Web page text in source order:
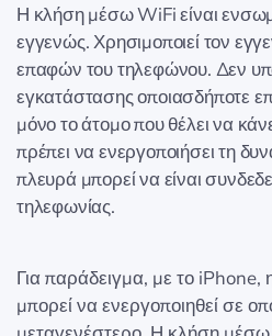
Η κλήση μέσω WiFi είναι
εγγενώς. Χρησιμοποιεί τον
επαφών του τηλεφώνου. Δεν
εγκατάστασης οποιασδήποτε
μόνο το άτομο που θέλει να
πρέπει να ενεργοποιήσει τη
πλευρά μπορεί να είναι
τηλεφωνίας.
Για παράδειγμα, με το
μπορεί να ενεργοποιηθεί σε